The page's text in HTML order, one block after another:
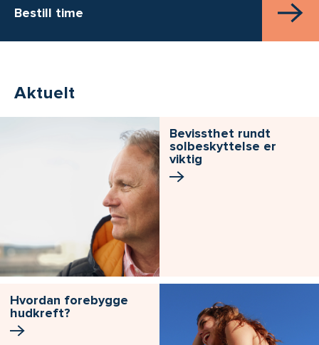
Bestill time
Aktuelt
Bevissthet rundt
solbeskyttelse er
viktig
Hvordan forebygge
hudkreft?